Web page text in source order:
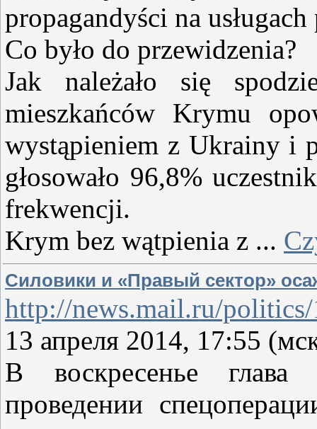
propagandyści na
Co było do przewidzenia?
Jak należało się
mieszkańców Krymu
wystąpieniem z Ukrainy i
głosowało 96,8%
frekwencji.
Krym bez wątpienia z ...
Силовики и «Правый сектор»
http://news.mail.ru/
13 апреля 2014, 17:55
В воскресенье
проведении